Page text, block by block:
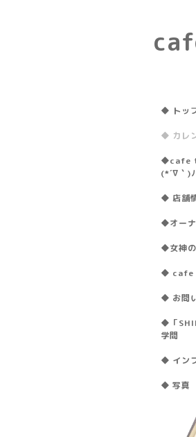
◆ トッ
◆ カレ
◆cafe
(*´∇｀
◆ 店舗
◆オー
◆女神の
◆ cafe
◆ お問
◆「
学問
◆ イン
◆ 写真